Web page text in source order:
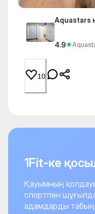
Aquastars
4.9★
10
1Fit-ке
Қауымның
спортпен
адамдарды